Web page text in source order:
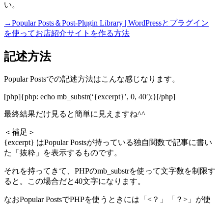
い。
→Popular Posts＆Post-Plugin Library | WordPressとプラグイン
を使ってお店紹介サイトを作る方法
記述方法
Popular Postsでの記述方法はこんな感じなります。
[php]{php: echo mb_substr(‘{excerpt}’, 0, 40′);}[/php]
最終結果だけ見ると簡単に見えますね^^
＜補足＞
{excerpt} はPopular Postsが持っている独自関数で記事に書い
た「抜粋」を表示するものです。
それを持ってきて、PHPのmb_substrを使って文字数を制限す
ると。この場合だと40文字になります。
なおPopular PostsでPHPを使うときには「<？」「？>」が使